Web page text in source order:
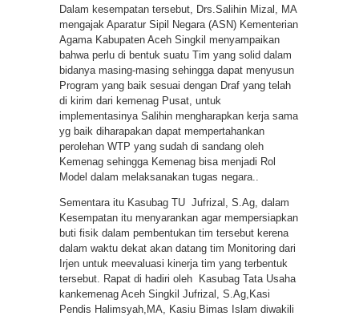
Dalam kesempatan tersebut, Drs.Salihin Mizal, MA
mengajak Aparatur Sipil Negara (ASN) Kementerian
Agama Kabupaten Aceh Singkil menyampaikan
bahwa perlu di bentuk suatu Tim yang solid dalam
bidanya masing-masing sehingga dapat menyusun
Program yang baik sesuai dengan Draf yang telah
di kirim dari kemenag Pusat, untuk
implementasinya Salihin mengharapkan kerja sama
yg baik diharapakan dapat mempertahankan
perolehan WTP yang sudah di sandang oleh
Kemenag sehingga Kemenag bisa menjadi Rol
Model dalam melaksanakan tugas negara..
Sementara itu Kasubag TU Jufrizal, S.Ag, dalam
Kesempatan itu menyarankan agar mempersiapkan
buti fisik dalam pembentukan tim tersebut kerena
dalam waktu dekat akan datang tim Monitoring dari
Irjen untuk meevaluasi kinerja tim yang terbentuk
tersebut. Rapat di hadiri oleh Kasubag Tata Usaha
kankemenag Aceh Singkil Jufrizal, S.Ag,Kasi
Pendis Halimsyah,MA, Kasiu Bimas Islam diwakili